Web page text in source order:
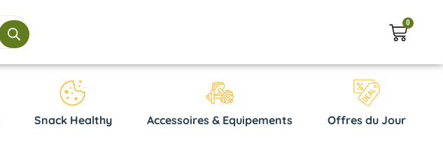
0
Snack Healthy Accessoires & Equipements Offres du Jour